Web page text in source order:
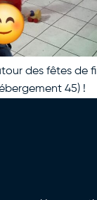
des fêtes de
45) !